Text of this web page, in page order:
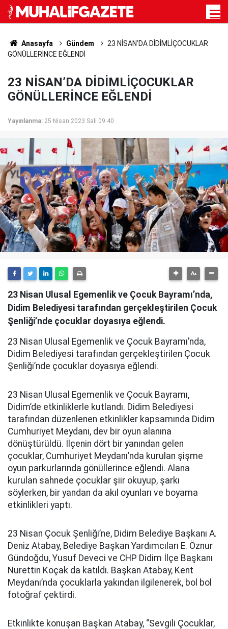
Anasayfa Gündem
23 NİSAN’DA DİDİMLİÇOCUKLAR
GÖNÜLLERİNCE EĞLENDİ
23 NİSAN’DA DİDİMLİÇOCUKLAR
GÖNÜLLERİNCE EĞLENDİ
Yayınlanma: 25 Nisan 2023 Salı 09:40
23 Nisan Ulusal Egemenlik ve Çocuk Bayramı’nda,
Didim Belediyesi tarafından gerçekleştirilen Çocuk
Şenliği’nde çocuklar doyasıya eğlendi.
23 Nisan Ulusal Egemenlik ve Çocuk Bayramı’nda,
Didim Belediyesi tarafından gerçekleştirilen Çocuk
Şenliği’nde çocuklar doyasıya eğlendi.
23 Nisan Ulusal Egemenlik ve Çocuk Bayramı,
Didim’de etkinliklerle kutlandı. Didim Belediyesi
tarafından düzenlenen etkinlikler kapsamında Didim
Cumhuriyet Meydanı, dev bir oyun alanına
dönüştürüldü. İlçenin dört bir yanından gelen
çocuklar, Cumhuriyet Meydanı’nda kurulan şişme
oyun parkurlarında gönüllerince eğlendi. Alana
kurulan sahnede çocuklar şiir okuyup, şarkı
söylerken, bir yandan da akıl oyunları ve boyama
etkinlikleri yaptı.
23 Nisan Çocuk Şenliği’ne, Didim Belediye Başkanı A.
Deniz Atabay, Belediye Başkan Yardımcıları E. Öznur
Gündoğdu, Yusuf Deveci ve CHP Didim İlçe Başkanı
Nurettin Koçak da katıldı. Başkan Atabay, Kent
Meydanı’nda çocuklarla yakından ilgilenerek, bol bol
fotoğraf çektirdi.
Etkinlikte konuşan Başkan Atabay, “Sevgili Çocuklar,